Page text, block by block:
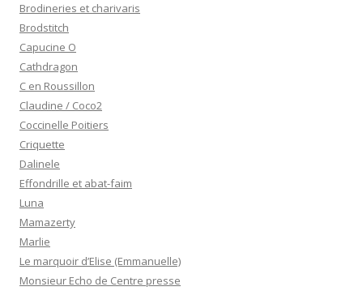
Brodineries et charivaris
Brodstitch
Capucine O
Cathdragon
C en Roussillon
Claudine / Coco2
Coccinelle Poitiers
Criquette
Dalinele
Effondrille et abat-faim
Luna
Mamazerty
Marlie
Le marquoir d’Elise (Emmanuelle)
Monsieur Echo de Centre presse